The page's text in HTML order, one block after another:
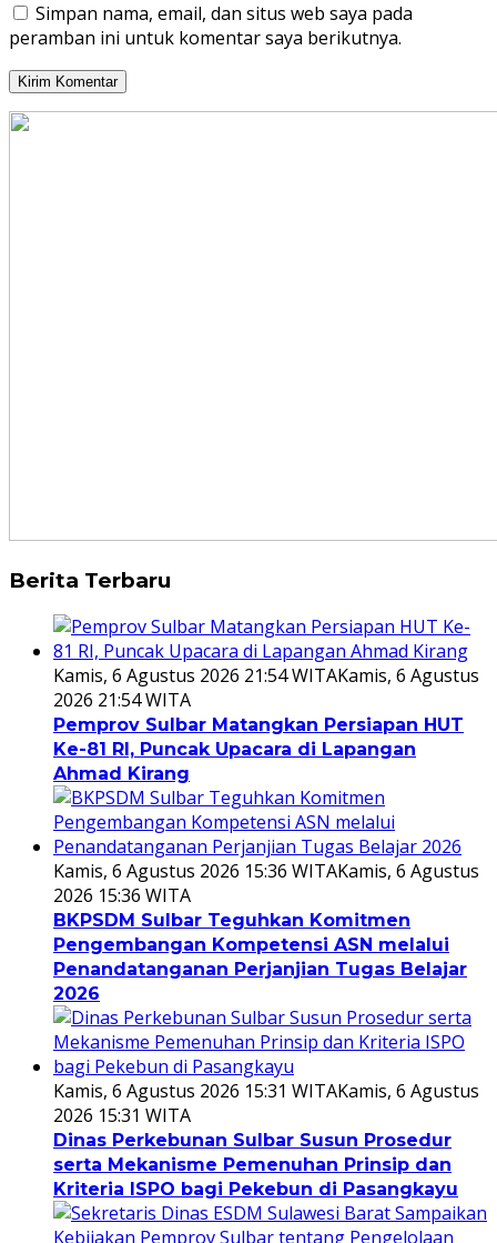
Simpan nama, email, dan situs web saya pada
peramban ini untuk komentar saya berikutnya.
Berita Terbaru
Kamis, 6 Agustus 2026 21:54 WITAKamis, 6 Agustus
2026 21:54 WITA
Pemprov Sulbar Matangkan Persiapan HUT
Ke-81 RI, Puncak Upacara di Lapangan
Ahmad Kirang
Kamis, 6 Agustus 2026 15:36 WITAKamis, 6 Agustus
2026 15:36 WITA
BKPSDM Sulbar Teguhkan Komitmen
Pengembangan Kompetensi ASN melalui
Penandatanganan Perjanjian Tugas Belajar
2026
Kamis, 6 Agustus 2026 15:31 WITAKamis, 6 Agustus
2026 15:31 WITA
Dinas Perkebunan Sulbar Susun Prosedur
serta Mekanisme Pemenuhan Prinsip dan
Kriteria ISPO bagi Pekebun di Pasangkayu